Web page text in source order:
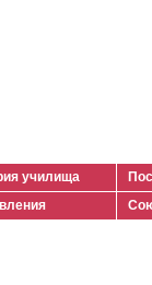
училища